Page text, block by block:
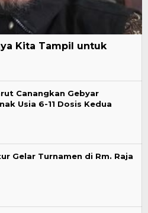
Kita Tampil untuk
Canangkan Gebyar
Usia 6-11 Dosis Kedua
Gelar Turnamen di Rm. Raja